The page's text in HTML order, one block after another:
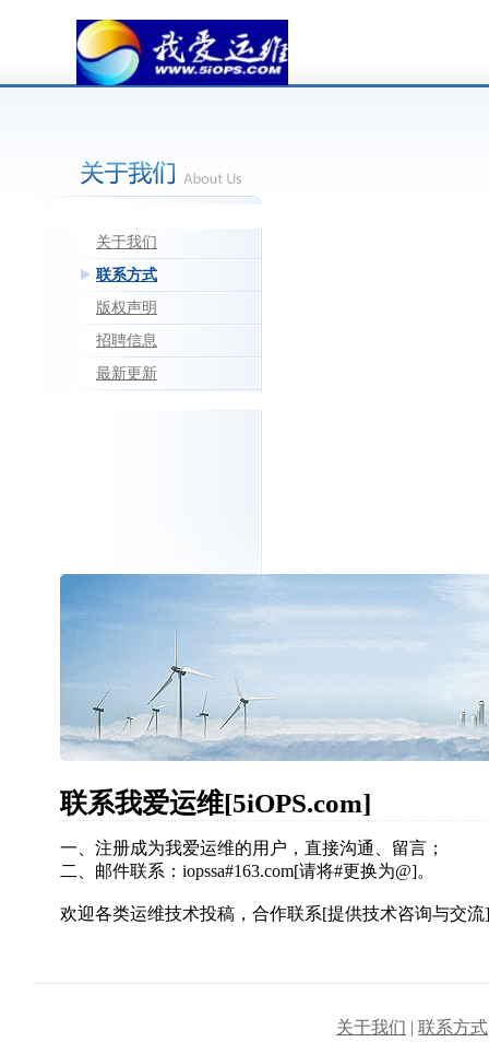
关于我们
联系方式
版权声明
招聘信息
最新更新
联系我爱运维[5iOPS.com]
一、注册成为我爱运维的用户，直接沟通、留言；
二、邮件联系：iopssa#163.com[请将#更换为@]。
欢迎各类运维技术投稿，合作联系[提供技术咨询与交
关于我们 | 联系方式